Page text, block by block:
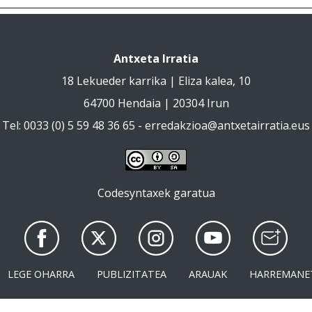
Antxeta Irratia
18 Lekueder karrika | Eliza kalea, 10
64700 Hendaia | 20304 Irun
Tel: 0033 (0) 5 59 48 36 65 - erredakzioa@antxetairratia.eus
Codesyntaxek garatua
LEGE OHARRA PUBLIZITATEA ARAUAK